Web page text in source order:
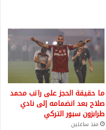
ما حقيقة الحجز على راتب محمد
صلاح بعد انضمامه إلى نادي
طرابزون سبور التركي
منذ ساعتين